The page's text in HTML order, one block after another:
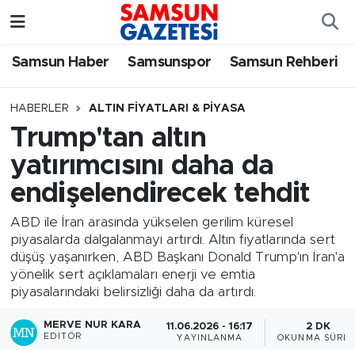
Samsun Haber Samsunspor Samsun Rehberi
HABERLER ALTIN FIYATLARI & PIYASA
Trump'tan altın
yatırımcısını daha da
endişelendirecek tehdit
ABD ile İran arasında yükselen gerilim küresel
piyasalarda dalgalanmayı artırdı. Altın fiyatlarında sert
düşüş yaşanırken, ABD Başkanı Donald Trump'ın İran'a
yönelik sert açıklamaları enerji ve emtia
piyasalarındaki belirsizliği daha da artırdı.
MERVE NUR KARA
EDITÖR
11.06.2026 - 16:17
YAYINLANMA
2 DK
OKUNMA
Samsun Haber
Samsun Rehberi
Resmi İlanlar
Samsun Nöbetçi Eczaneler
Samsun Hava Durumu
SAMSUN Namaz Vakitleri
Samsun Trafik Yoğunluk Haritası
Süper Lig Puan Durumu ve Fikstür
Tüm Manşetler
Son Dakika Haberleri
Haber Arşivi